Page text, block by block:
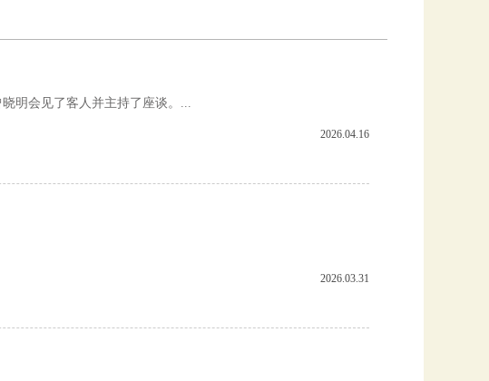
明会见了客人并主持了座谈。...
2026.04.16
2026.03.31